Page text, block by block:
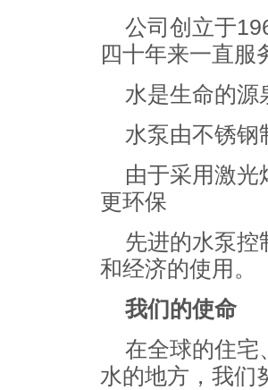
公司创立于
四十年来一直服
水是生命的源
水泵由不锈钢
由于采用激光
更环保
先进的水泵控
和经济的使用。
我们的使命
在全球的住宅
水的地方，我们